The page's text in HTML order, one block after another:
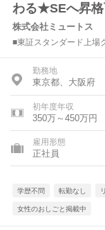
わる★SEへ昇
株式会社ミュートス
■東証スタンダード上場
勤務地
東京都、大阪府
初年度年収
350万～450万円
雇用形態
正社員
学歴不問 転勤なし
女性のおしごと掲載中